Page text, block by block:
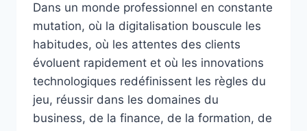
Dans un monde professionnel en constante
mutation, où la digitalisation bouscule les
habitudes, où les attentes des clients
évoluent rapidement et où les innovations
technologiques redéfinissent les règles du
jeu, réussir dans les domaines du
business, de la finance, de la formation, de